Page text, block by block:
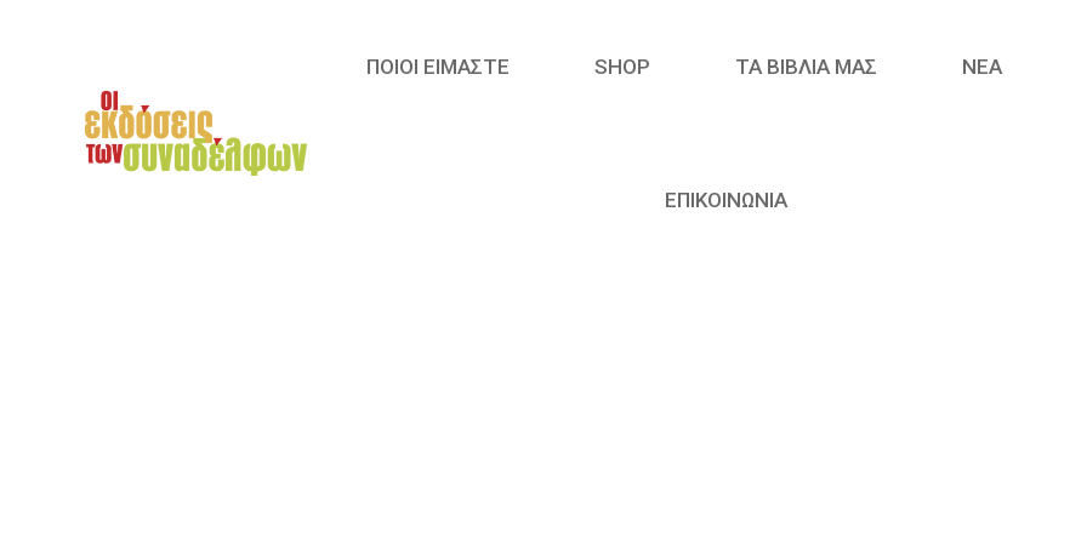
ΠΟΙΟΙ ΕΙΜΑΣΤΕ SHOP ΤΑ ΒΙΒΛΙΑ ΜΑΣ ΝΈΑ
ΕΠΙΚΟΙΝΩΝΙΑ